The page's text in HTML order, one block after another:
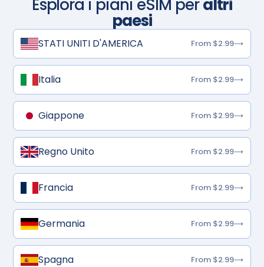
Esplora i piani eSIM peraltri
paesi
STATI UNITI D'AMERICA From $2.99
Italia From $2.99
Giappone From $2.99
Regno Unito From $2.99
Francia From $2.99
Germania From $2.99
Spagna From $2.99